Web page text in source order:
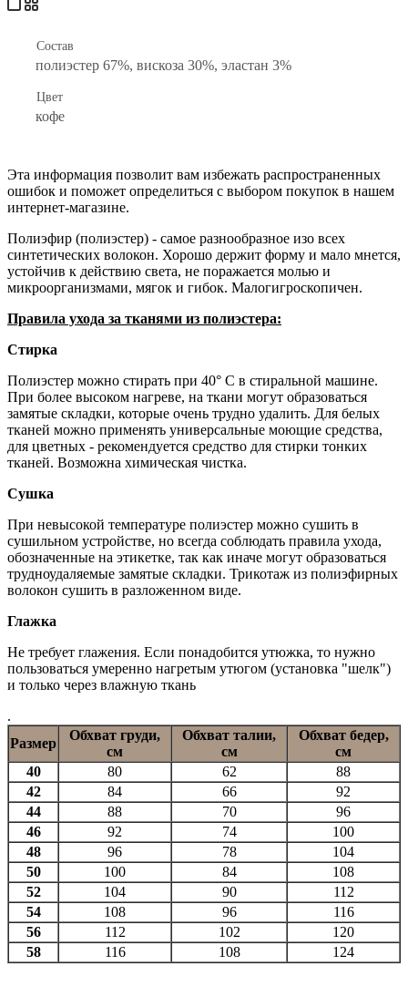
Состав
полиэстер 67%, вискоза 30%, эластан 3%
Цвет
кофе
Эта информация позволит вам избежать распространенных
ошибок и поможет определиться с выбором покупок в нашем
интернет-магазине.
Полиэфир (полиэстер) - самое разнообразное изо всех
синтетических волокон. Хорошо держит форму и мало мнется,
устойчив к действию света, не поражается молью и
микроорганизмами, мягок и гибок. Малогигроскопичен.
Правила ухода за тканями из полиэстера:
Стирка
Полиэстер можно стирать при 40° С в стиральной машине.
При более высоком нагреве, на ткани могут образоваться
замятые складки, которые очень трудно удалить. Для белых
тканей можно применять универсальные моющие средства,
для цветных - рекомендуется средство для стирки тонких
тканей. Возможна химическая чистка.
Сушка
При невысокой температуре полиэстер можно сушить в
сушильном устройстве, но всегда соблюдать правила ухода,
обозначенные на этикетке, так как иначе могут образоваться
трудноудаляемые замятые складки. Трикотаж из полиэфирных
волокон сушить в разложенном виде.
Глажка
Не требует глажения. Если понадобится утюжка, то нужно
пользоваться умеренно нагретым утюгом (установка "шелк")
и только через влажную ткань
.
Размер
Обхват груди,
см
Обхват талии,
см
Обхват бедер,
см
40
80 62
88
42
84 66
92
44
88 70
96
46
92 74
100
48
96 78
104
50
100 84
108
52
104 90
112
54
108 96
116
56
112 102
120
58
116 108 124